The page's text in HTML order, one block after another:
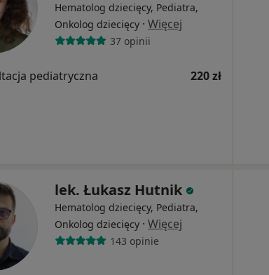
Hematolog dziecięcy, Pediatra,
Onkolog dziecięcy · Więcej
37 opinii
pediatryczna 220 zł
lek. Łukasz Hutnik
Hematolog dziecięcy, Pediatra,
Onkolog dziecięcy · Więcej
143 opinie